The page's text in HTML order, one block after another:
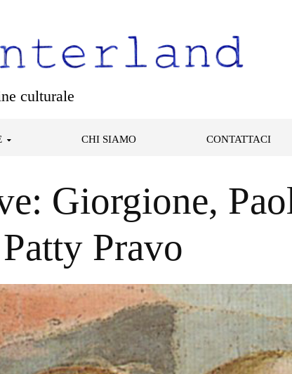
culturale
CHI SIAMO CONTATTACI
Giorgione,
Pravo